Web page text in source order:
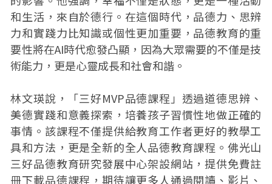
和生活，來自於德行。在這個時代，品德力、思辨
力和實踐力比知識或個性更加重要，品德教育的重
要性將在AI時代愈發凸顯，因為大眾需要的不僅是技
術能力，更是心靈成長和社會和諧。
林文瑛說，「三好MVP品德課程」透過道德思辨、
美德實踐和意義探索，培養孩子習慣性地做正確的
事情。該課程不僅提供給教育工作者更好的教學工
具和方法，更是全新的全人品德教育課程。佛光山
三好品德教育研究發展中心架設網站，提供免費註
冊下載品德課程，期待讓更多人通過閱讀、影片、